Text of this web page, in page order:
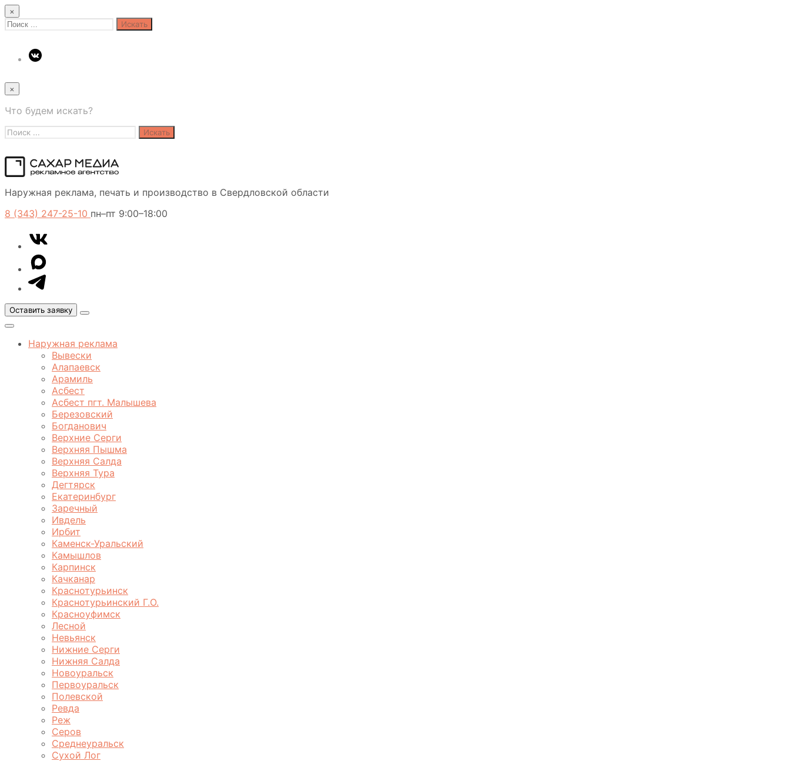
×
Search
×
Что будем искать?
Search
Медиа
Наружная реклама, печать и производство в Свердловской области
8 (343) 247-25-10 пн–пт 9:00–18:00
VK
Telegram
MAX
Оставить заявку
Открыть
Закрыть
менюНаружная реклама
Вывески
Алапаевск
Арамиль
Асбест
Асбест пгт. Малышева
Березовский
Богданович
Верхние Серги
Верхняя Пышма
Верхняя Салда
Верхняя Тура
Дегтярск
Екатеринбург
Заречный
Ивдель
Ирбит
Каменск-Уральский
Камышлов
Карпинск
Качканар
Краснотурьинск
Краснотурьинский Г.О.
Красноуфимск
Лесной
Невьянск
Нижние Серги
Нижняя Салда
Новоуральск
Первоуральск
Полевской
Ревда
Реж
Серов
Среднеуральск
Сухой Лог